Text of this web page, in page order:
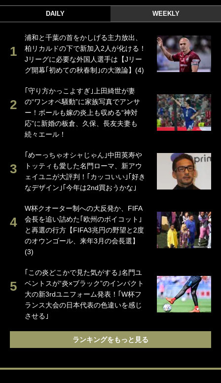
DAILY WEEKLY
浦和と千葉の首をかしげる主力放出、
柏リカルドの下で新加入2人が化ける！
Jリーグに必要な外国人選手は【Jリー
グ開幕｢初めての秋春制｣の大激論】(4)
｢守り方かっこよすぎ｣上田綺世が妻
の“ワンオペ騒動”に家族写真でアンサ
ー！ボールも嫁の炎上も収める“神対
応”に新婚の板倉、久保、長友夫妻も
続々エール！
｢めーっちゃオシャじゃん｣中田英寿や
トッティも愛した名門ローマ、新アウ
ェイユニが大評判！｢カッコいい｣｢好き
なデザイン｣｢今年は2nd買おうかな｣
W杯クオーター制への大反発か、FIFA
会長を追い詰めた｢欧州のボイコット｣
と再選の行方【FIFA3兆円の野望と2度
のオウンゴール、来年3月の会長選】
(3)
｢この炎どこかで見た気がする｣名門ユ
ベントスが“炎×ブラック”のインパクト
大の新3rdユニフォーム発表！｢W杯フ
ランス大会の日本代表の色違いを感じ
させる｣
ランキングをもっと見る